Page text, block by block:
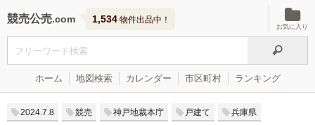
競売公売 1,534 物件出品中！
お気に入り
ホーム 地図検索 カレンダー 市区町村 ランキング
2024.7.8 競売 神戸地裁本庁 戸建て 兵庫県